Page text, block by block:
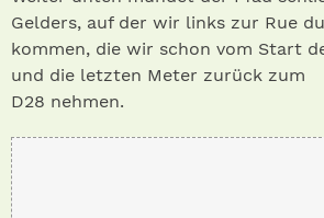
Gelders, auf der wir links zur Rue
kommen, die wir schon vom Start
und die letzten Meter zurück zum
D28 nehmen.